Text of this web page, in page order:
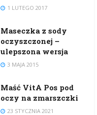
1 LUTEGO 2017
Maseczka z sody
oczyszczonej –
ulepszona wersja
3 MAJA 2015
Maść VitA Pos pod
oczy na zmarszczki
23 STYCZNIA 2021